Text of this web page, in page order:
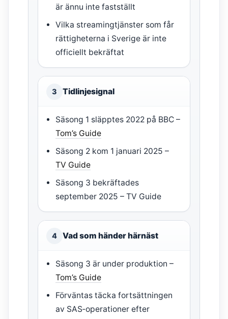
är ännu inte fastställt
Vilka streamingtjänster som får
rättigheterna i Sverige är inte
officiellt bekräftat
3 Tidlinjesignal
Säsong 1 släpptes 2022 på BBC –
Tom’s Guide
Säsong 2 kom 1 januari 2025 –
TV Guide
Säsong 3 bekräftades
september 2025 – TV Guide
4 Vad som händer härnäst
Säsong 3 är under produktion –
Tom’s Guide
Förväntas täcka fortsättningen
av SAS‑operationer efter